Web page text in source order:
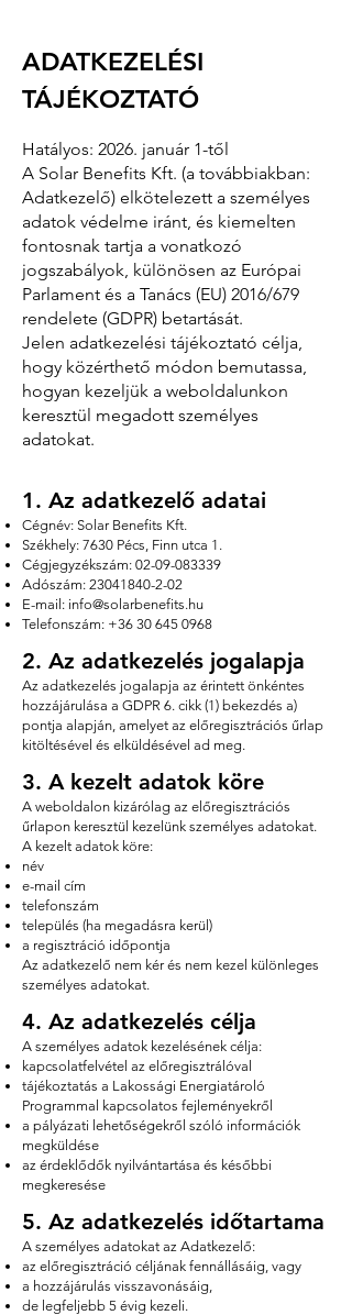
ADATKEZELÉSI
TÁJÉKOZTATÓ
Hatályos: 2026. január 1-től
A Solar Benefits Kft. (a továbbiakban:
Adatkezelő) elkötelezett a személyes
adatok védelme iránt, és kiemelten
fontosnak tartja a vonatkozó
jogszabályok, különösen az Európai
Parlament és a Tanács (EU) 2016/679
rendelete (GDPR) betartását.
Jelen adatkezelési tájékoztató célja,
hogy közérthető módon bemutassa,
hogyan kezeljük a weboldalunkon
keresztül megadott személyes
adatokat.
1. Az adatkezelő adatai
Cégnév: Solar Benefits Kft.
Székhely: 7630 Pécs, Finn utca 1.
Cégjegyzékszám: 02-09-083339
Adószám: 23041840-2-02
E-mail: info@solarbenefits.hu
Telefonszám: +36 30 645 0968
2. Az adatkezelés jogalapja
Az adatkezelés jogalapja az érintett önkéntes
hozzájárulása a GDPR 6. cikk (1) bekezdés a)
pontja alapján, amelyet az előregisztrációs űrlap
kitöltésével és elküldésével ad meg.
3. A kezelt adatok köre
A weboldalon kizárólag az előregisztrációs
űrlapon keresztül kezelünk személyes adatokat.
A kezelt adatok köre:
név
e-mail cím
telefonszám
település (ha megadásra kerül)
a regisztráció időpontja
Az adatkezelő nem kér és nem kezel különleges
személyes adatokat.
4. Az adatkezelés célja
A személyes adatok kezelésének célja:
kapcsolatfelvétel az előregisztrálóval
tájékoztatás a Lakossági Energiatároló
Programmal kapcsolatos fejleményekről
a pályázati lehetőségekről szóló információk
megküldése
az érdeklődők nyilvántartása és későbbi
megkeresése
5. Az adatkezelés időtartama
A személyes adatokat az Adatkezelő:
az előregisztráció céljának fennállásáig, vagy
a hozzájárulás visszavonásáig,
de legfeljebb 5 évig kezeli.